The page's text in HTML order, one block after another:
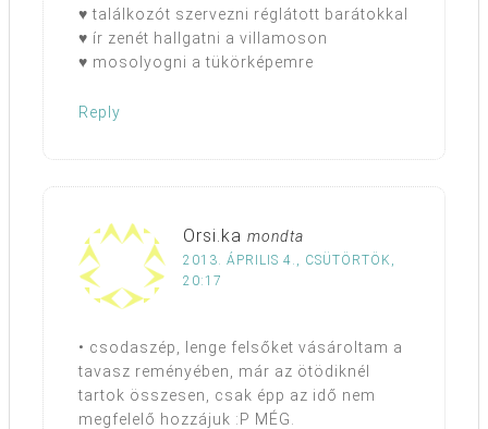
♥ találkozót szervezni réglátott barátokkal
♥ ír zenét hallgatni a villamoson
♥ mosolyogni a tükörképemre
Reply
Orsi.ka mondta
2013. ÁPRILIS 4., CSÜTÖRTÖK,
20:17
• csodaszép, lenge felsőket vásároltam a
tavasz reményében, már az ötödiknél
tartok összesen, csak épp az idő nem
megfelelő hozzájuk :P MÉG.